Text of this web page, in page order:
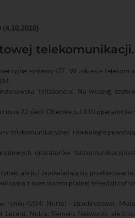
(4.10.2010)
telekomunikacji.
systemy LTE. W zakresie
TeliaSonera. Na wiosnę,
ruszą 22 sieci. Obecnie już 110
telekomunikacyjnej, równolegle
operatorów
ale już zapowiadają się
z operatorem płatnej telewizji
rynku GSM: Nortel - zbankrutował,
Nokia, Siemens Networks, ale